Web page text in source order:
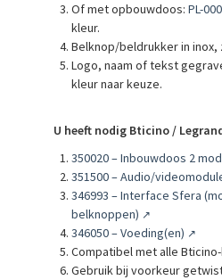
Of met opbouwdoos: PL-
kleur.
Belknop/beldrukker in inox,
Logo, naam of tekst
kleur naar keuze.
U heeft nodig Bticino /
350020 – Inbouwdoos 2
351500 – Audio/
346993 – Interface Sfera
belknoppen) ↗
346050 – Voeding(en) ↗
Compatibel met alle
Gebruik bij voorkeur